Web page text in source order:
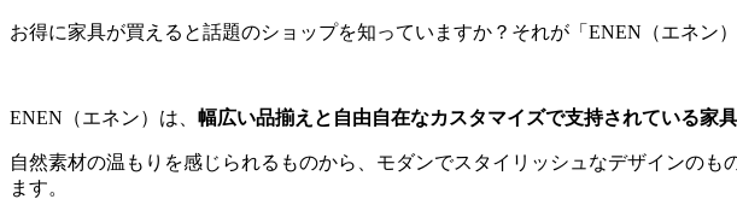
お得に家具が買えると話題のショップを知っていますか？それが 「ENEN（エネン）
ENEN（エネン）は、 幅広い品揃えと自由自在なカスタマイズで支持されている家
自然素材の温もりを感じられるものから、モダンでスタイリッシュなデザインの
ます。